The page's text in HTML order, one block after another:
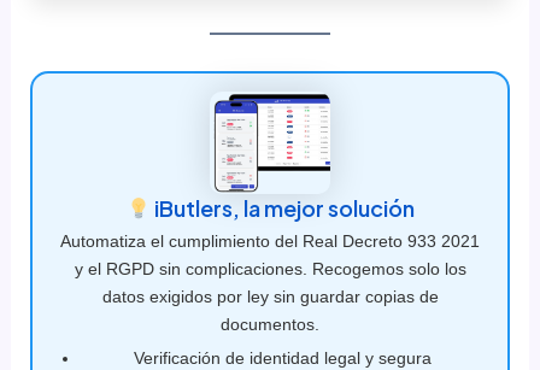
iButlers, la mejor solución
Automatiza el cumplimiento del Real Decreto 933 2021
y el RGPD sin complicaciones. Recogemos solo los
datos exigidos por ley sin guardar copias de
documentos.
Verificación de identidad legal y segura